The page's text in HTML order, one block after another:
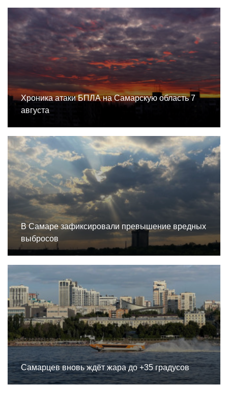
Хроника атаки БПЛА на Самарскую область 7
августа
В Самаре зафиксировали превышение вредных
выбросов
Самарцев вновь ждёт жара до +35 градусов